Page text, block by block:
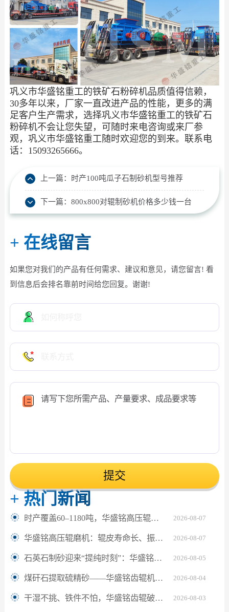
巩义市华盛铭重工的铁矿石粉碎机品质值得信赖，
30多年以来，厂家一直改进产品的性能，更多的满
足客户生产需求，选择巩义市华盛铭重工的铁矿石
粉碎机不会让您失望，可随时来电咨询或来厂参
观，巩义市华盛铭重工随时欢迎您的到来。联系电
话：15093265666。
上一篇： 时产100吨瓜子石制砂机型号推荐
下一篇： 800x800对辊制砂机价格多少钱一台
+ 在线留言
如果您对我们的产品有任何需求、建议和意见，请您留言! 看
到信息后会排名靠前时间给您回复。谢谢!
提交
+ 热门新闻
2026-08-07
时产覆盖60–1180吨，华盛铭高压辊磨机轻松应对鹅卵石制砂
2026-08-07
华盛铭高压辊磨机：辊皮寿命长、振动小，满足水泥熟料24小时连续粉磨
2026-08-05
石英石制砂迎来“提纯时刻”：华盛铭对辊机如何坐稳高纯砂生产C位？
2026-08-04
煤矸石提取硫精砂——华盛铭齿辊机助解离更充分
2026-08-03
干湿不挑、铁件不怕，华盛铭齿辊破碎机让陶瓷固废回收更省心